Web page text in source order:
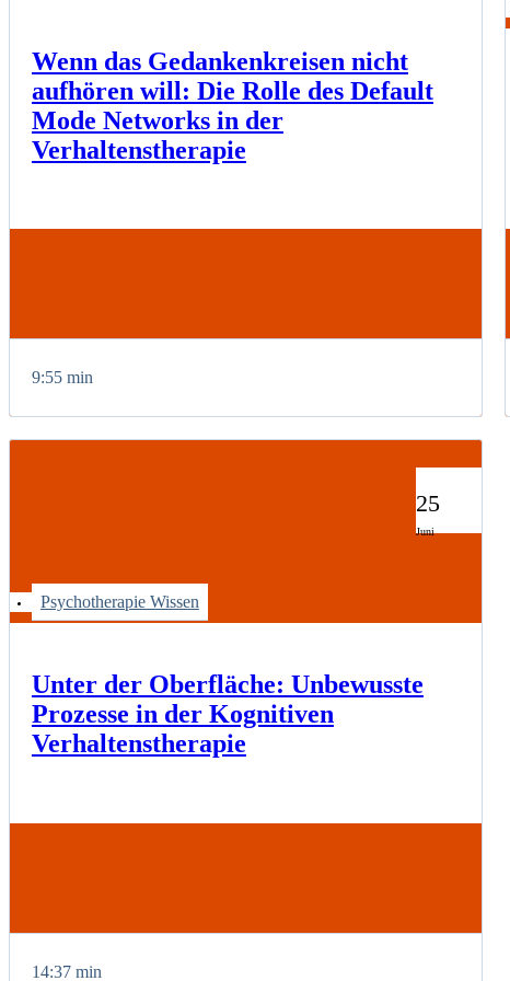
Wenn das Gedankenkreisen nicht
aufhören will: Die Rolle des Default
Mode Networks in der
Verhaltenstherapie
9:55 min
25
Juni
Unter der Oberfläche: Unbewusste
Prozesse in der Kognitiven
Verhaltenstherapie
Psychotherapie Wissen
14:37 min